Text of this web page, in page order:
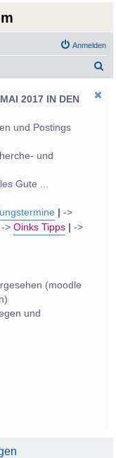
Anmelden
2017 IN DEN
und Postings
und
Gute ...
->
->Oinks Tipps
->
(moodle
und